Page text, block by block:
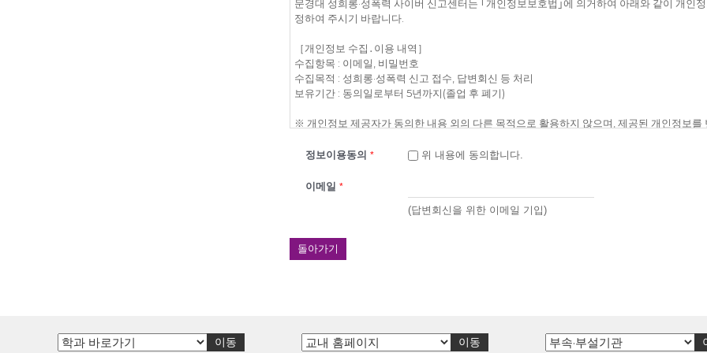
정보이용동의 * 위 내용에 동의합니다.
이메일 *
(답변회신을 위한 이메일 기입)
돌아가기